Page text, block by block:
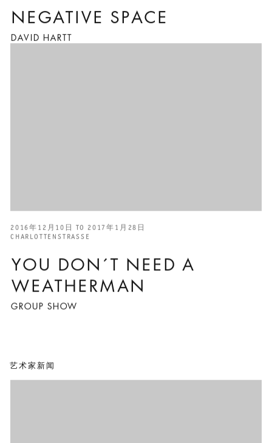
NEGATIVE SPACE
DAVID HARTT
YOU DON´T NEED A
WEATHERMAN
GROUP SHOW
2016年12月10日 TO 2017年1月28日
CHARLOTTENSTRASSE
艺术家新闻